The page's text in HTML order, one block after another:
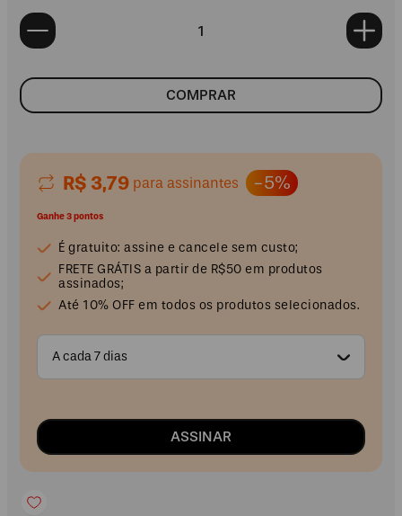
COMPRAR
R$ 3,79 para assinantes -5%
Ganhe 3 pontos
É gratuito: assine e cancele sem custo;
FRETE GRÁTIS a partir de R$50 em produtos
assinados;
Até 10% OFF em todos os produtos selecionados.
A cada 7 dias
ASSINAR